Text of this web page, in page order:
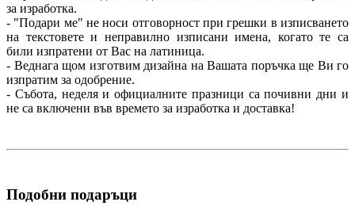
за изработка.
- "Подари ме" не носи отговорност при грешки в изписването
на текстовете и неправилно изписани имена, когато те са
били изпратени от Вас на латиница.
- Веднага щом изготвим дизайна на Вашата поръчка ще Ви го
изпратим за одобрение.
- Събота, неделя и официалните празници са почивни дни и
не са включени във времето за изработка и доставка!
Подобни подаръци